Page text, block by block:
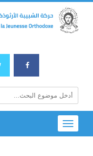
Toggle
navigation